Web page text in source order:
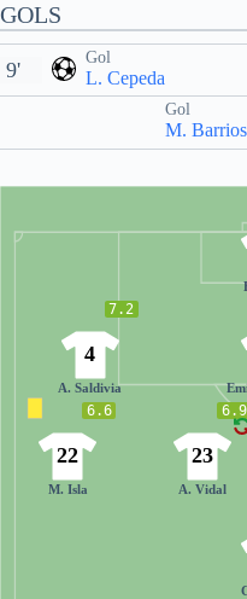
GOLS
Gol
L. Cepeda
9'
Gol
M. Barrios
7.2
4
A. Saldivia
6.9
23
A. Vidal
6.6
22
M. Isla